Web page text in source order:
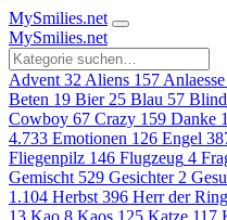
MySmilies.net
MySmilies.net
Advent 32 Aliens 157 Anlaesse
Beten 19 Bier 25 Blau 57
Cowboy 67 Crazy 159 Danke
4.733 Emotionen 126 Engel
Fliegenpilz 146 Flugzeug 4
Gemischt 529 Gesichter 2
1.104 Herbst 396 Herr der
13 Kao 8 Kaos 125 Katze 117